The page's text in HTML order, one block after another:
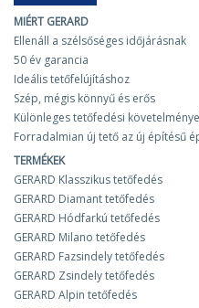
MIÉRT GERARD
Ellenáll a szélsőséges időjárásnak
50 év garancia
Ideális tetőfelújításhoz
Szép, mégis könnyű és erős
Különleges tetőfedési
Forradalmian új tető az új építésű
TERMÉKEK
GERARD Klasszikus tetőfedés
GERARD Diamant tetőfedés
GERARD Hódfarkú tetőfedés
GERARD Milano tetőfedés
GERARD Fazsindely tetőfedés
GERARD Zsindely tetőfedés
GERARD Alpin tetőfedés